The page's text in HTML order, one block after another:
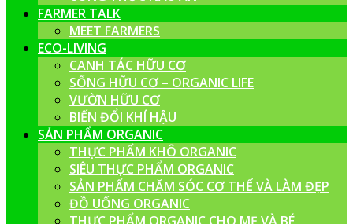
FARMER TALK
MEET FARMERS
ECO-LIVING
CANH TÁC HỮU CƠ
SỐNG HỮU CƠ – ORGANIC LIFE
VƯỜN HỮU CƠ
BIẾN ĐỔI KHÍ HẬU
SẢN PHẨM ORGANIC
THỰC PHẨM KHÔ ORGANIC
SIÊU THỰC PHẨM ORGANIC
SẢN PHẨM CHĂM SÓC CƠ THỂ VÀ LÀM ĐẸP
ĐỒ UỐNG ORGANIC